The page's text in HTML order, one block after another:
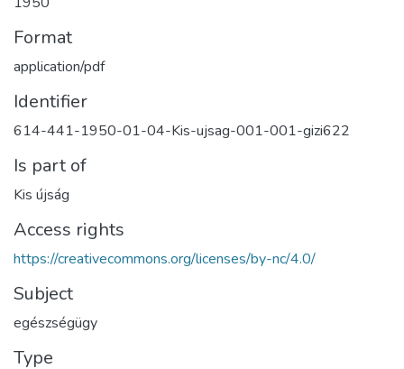
Format
application/pdf
Identifier
614-441-1950-01-04-Kis-ujsag-001-001-gizi622
Is part of
Kis újság
Access rights
https://creativecommons.org/licenses/by-nc/4.0/
Subject
egészségügy
Type